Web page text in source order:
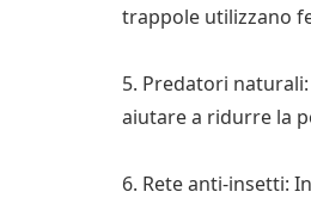
trappole utilizzano
5. Predatori
aiutare a ridurre la
6. Rete anti-insetti: